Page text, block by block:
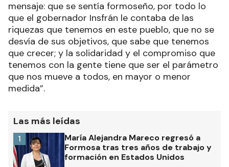
mensaje: que se sentía formoseño, por todo lo
que el gobernador Insfrán le contaba de las
riquezas que tenemos en este pueblo, que no se
desvía de sus objetivos, que sabe que tenemos
que crecer; y la solidaridad y el compromiso que
tenemos con la gente tiene que ser el parámetro
que nos mueve a todos, en mayor o menor
medida”.
Las más leídas
María Alejandra Mareco regresó a
Formosa tras tres años de trabajo y
formación en Estados Unidos
1